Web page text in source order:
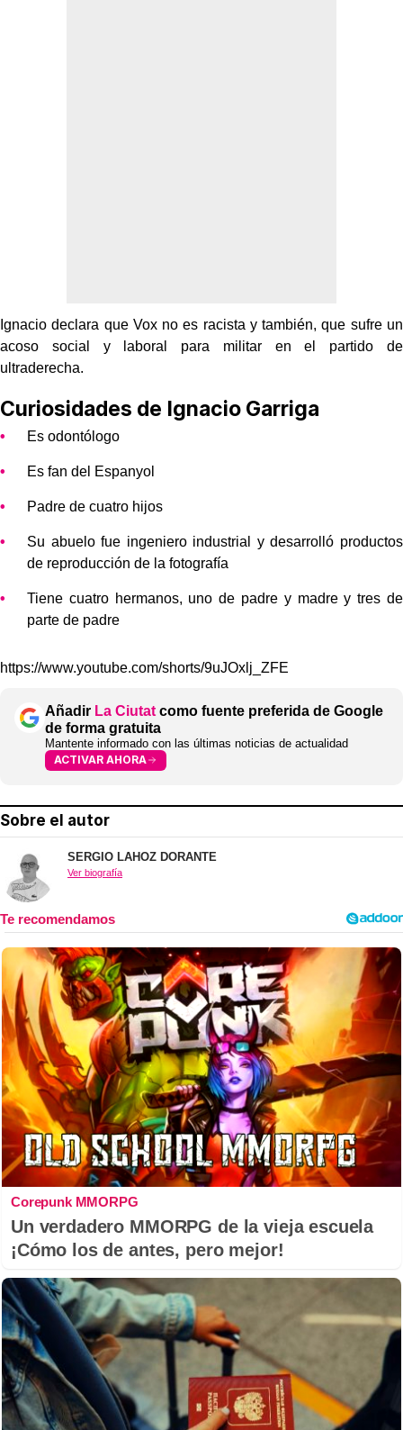
Ignacio declara que Vox no es racista y también, que sufre un
acoso social y laboral para militar en el partido de
ultraderecha.
Curiosidades de Ignacio Garriga
Es odontólogo
Es fan del Espanyol
Padre de cuatro hijos
Su abuelo fue ingeniero industrial y desarrolló productos
de reproducción de la fotografía
Tiene cuatro hermanos, uno de padre y madre y tres de
parte de padre
https://www.youtube.com/shorts/9uJOxlj_ZFE
Añadir La Ciutat como fuente preferida de Google
de forma gratuita
Mantente informado con las últimas noticias de actualidad
ACTIVAR AHORA
Sobre el autor
SERGIO LAHOZ DORANTE
Ver biografía
Corepunk MMORPG
Un verdadero MMORPG de la vieja escuela
¡Cómo los de antes, pero mejor!